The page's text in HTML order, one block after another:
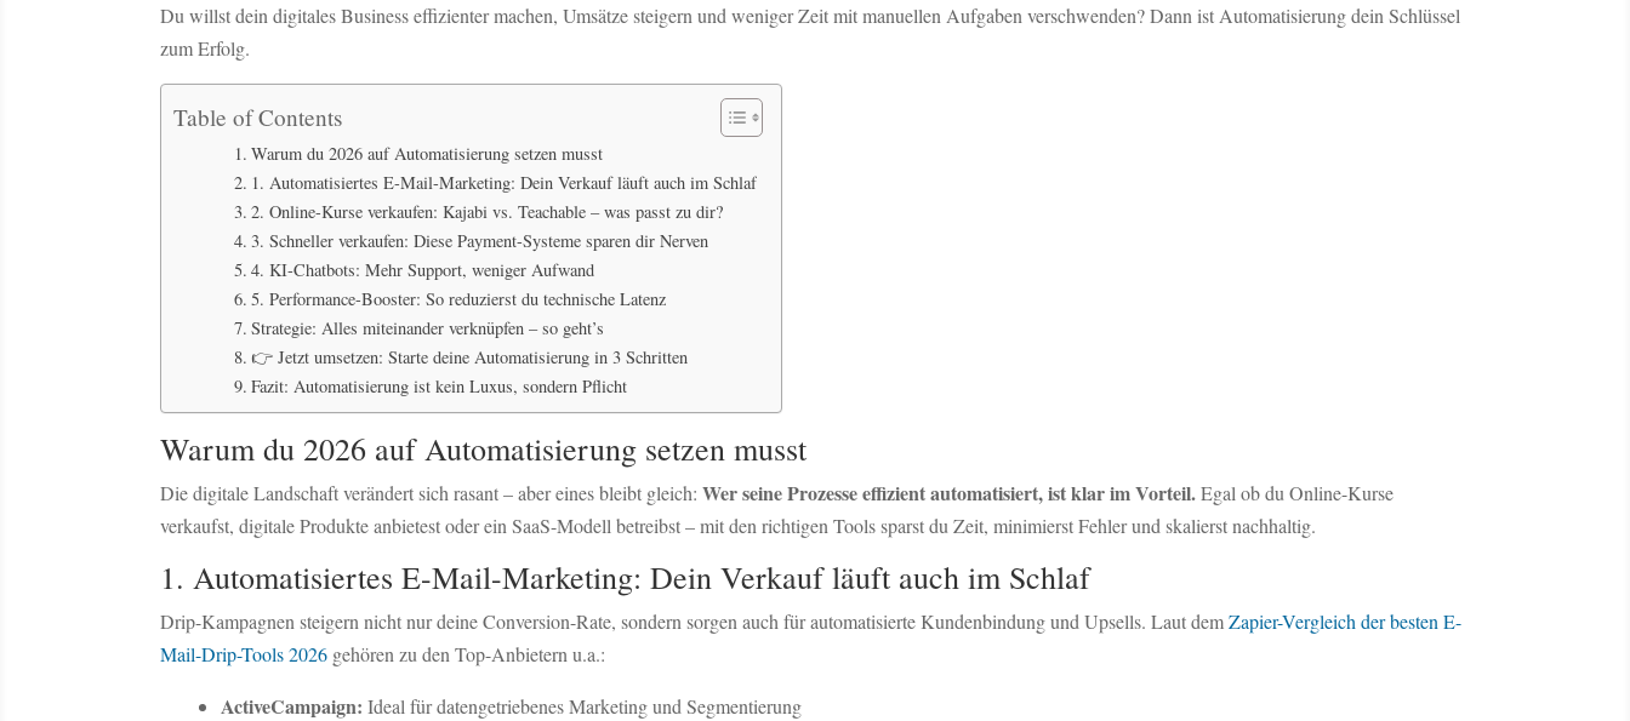
Du willst dein digitales Business effizienter machen, Umsätze steigern und weniger Zeit mit manuellen Aufgaben verschwenden? Dann ist Automatisierung dein Schlüssel
zum Erfolg.
Table of Contents
Warum du 2026 auf Automatisierung setzen musst
1. Automatisiertes E-Mail-Marketing: Dein Verkauf läuft auch im Schlaf
2. Online-Kurse verkaufen: Kajabi vs. Teachable – was passt zu dir?
3. Schneller verkaufen: Diese Payment-Systeme sparen dir Nerven
4. KI-Chatbots: Mehr Support, weniger Aufwand
5. Performance-Booster: So reduzierst du technische Latenz
Strategie: Alles miteinander verknüpfen – so geht’s
👉 Jetzt umsetzen: Starte deine Automatisierung in 3 Schritten
Fazit: Automatisierung ist kein Luxus, sondern Pflicht
Warum du 2026 auf Automatisierung setzen musst
Die digitale Landschaft verändert sich rasant – aber eines bleibt gleich: Wer seine Prozesse effizient automatisiert, ist klar im Vorteil.Egal ob du Online-Kurse
verkaufst, digitale Produkte anbietest oder ein SaaS-Modell betreibst – mit den richtigen Tools sparst du Zeit, minimierst Fehler und skalierst nachhaltig.
1. Automatisiertes E-Mail-Marketing: Dein Verkauf läuft auch im Schlaf
Drip-Kampagnen steigern nicht nur deine Conversion-Rate, sondern sorgen auch für automatisierte Kundenbindung und Upsells. Laut demZapier-Vergleich der besten E-
Mail-Drip-Tools 2026 gehören zu den Top-Anbietern u.a.:
ActiveCampaign: Ideal für datengetriebenes Marketing und Segmentierung